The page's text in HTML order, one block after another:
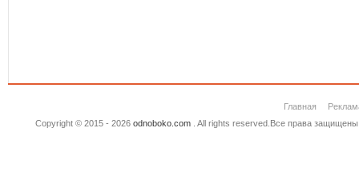
Главная
Copyright © 2015 - 2026 odnoboko.com. All rights reserved.Все права защищены.